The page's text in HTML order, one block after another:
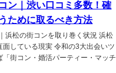
ン｜渋い口コミ多数！確
ために取るべき方法
浜松の街コンを取り巻く状況 浜松
面している現実 令和の3大出会いツ
「街コン・婚活パーティー・マッチ